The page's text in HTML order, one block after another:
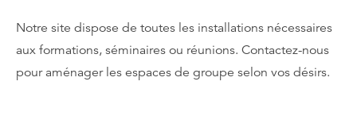
Notre site dispose de toutes les installations nécessaires
aux formations, séminaires ou réunions. Contactez-nous
pour aménager les espaces de groupe selon vos désirs.